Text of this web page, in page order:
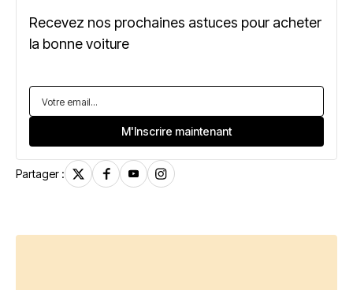
Recevez nos prochaines astuces pour acheter
la bonne voiture
Partager :